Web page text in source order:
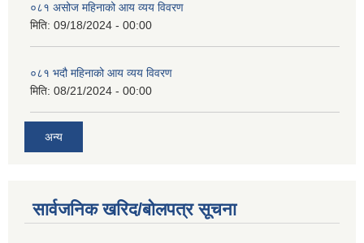
०८१ असोज महिनाको आय व्यय विवरण
मिति: 09/18/2024 - 00:00
०८१ भदौ महिनाको आय व्यय विवरण
मिति: 08/21/2024 - 00:00
अन्य
सार्वजनिक खरिद/बोलपत्र सूचना